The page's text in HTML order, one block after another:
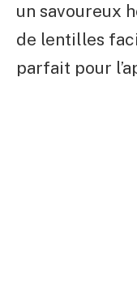
un savoureux
de lentilles
parfait pour